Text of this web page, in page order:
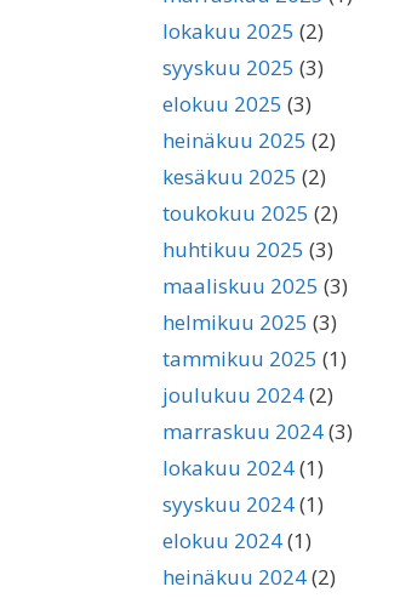
lokakuu 2025 (2)
syyskuu 2025 (3)
elokuu 2025 (3)
heinäkuu 2025 (2)
kesäkuu 2025 (2)
toukokuu 2025 (2)
huhtikuu 2025 (3)
maaliskuu 2025 (3)
helmikuu 2025 (3)
tammikuu 2025 (1)
joulukuu 2024(2)
marraskuu 2024(3)
lokakuu 2024(1)
syyskuu 2024(1)
elokuu 2024(1)
heinäkuu 2024(2)